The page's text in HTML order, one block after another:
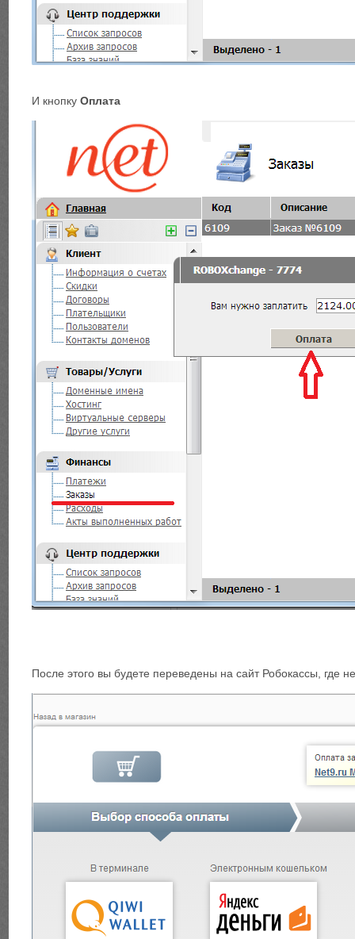
И кнопку Оплата
После этого вы будете переведены на сайт Робокассы,